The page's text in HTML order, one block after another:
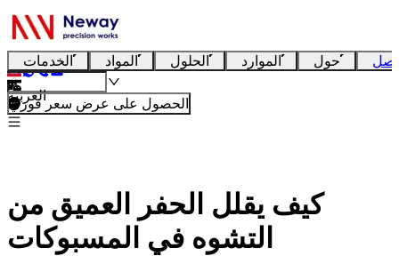
الخدمات المواد الحلول الموارد حول
العربية
الحصول على عرض سعر فوري
كيف يقلل الحفر العميق من
التشوه في المسبوكات